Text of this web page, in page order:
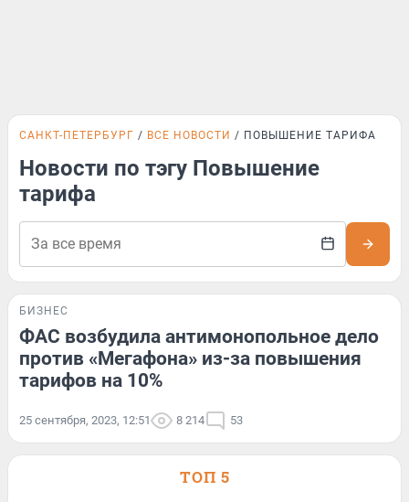
САНКТ-ПЕТЕРБУРГ ВСЕ НОВОСТИ ПОВЫШЕНИЕ ТАРИФА
Новости по тэгу Повышение
тарифа
БИЗНЕС
ФАС возбудила антимонопольное дело
против «Мегафона» из-за повышения
тарифов на 10%
25 сентября, 2023, 12:51 8 214 53
ТОП 5